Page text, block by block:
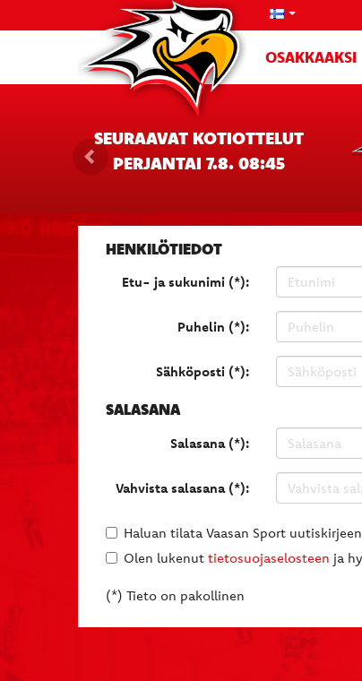
OSAKKAAKSI
SEURAAVAT KOTIOTTELUT
PERJANTAI 7.8. 08:45
HENKILÖTIEDOT
Etu- ja sukunimi (*):
Puhelin (*):
Sähköposti (*):
SALASANA
Salasana (*):
Vahvista salasana (*):
Haluan tilata Vaasan Sport uutiskirjeen
Olen lukenut tietosuojaselosteen ja
(*) Tieto on pakollinen